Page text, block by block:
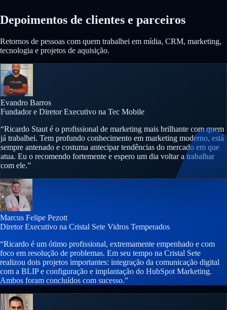
Depoimentos de clientes e parceiros
Retornos de pessoas com quem trabalhei em mídia, CRM, marketing,
tecnologia e projetos de aquisição.
Evandro Barros
Fundador e Diretor Executivo na Tec Mobile
“Ricardo Staut é o profissional de marketing mais brilhante com quem
já trabalhei. Tem profundo conhecimento em marketing moderno, está
sempre antenado e costuma antecipar tendências do mercado em que
atua. Eu o recomendo fortemente e espero um dia voltar a trabalhar
com ele.”
Marcus Felipe Pezott
Diretor Executivo na Cristal Sete Vidros Temperados
“Ricardo é um ótimo profissional, extremamente empenhado e com
foco em resolução de problemas. Em seu tempo na Cristal Sete
realizou dois projetos importantes: integração da comunicação digital
com a BLIP e configuração e implantação do HubSpot Marketing.
Ambos foram concluídos com sucesso.”